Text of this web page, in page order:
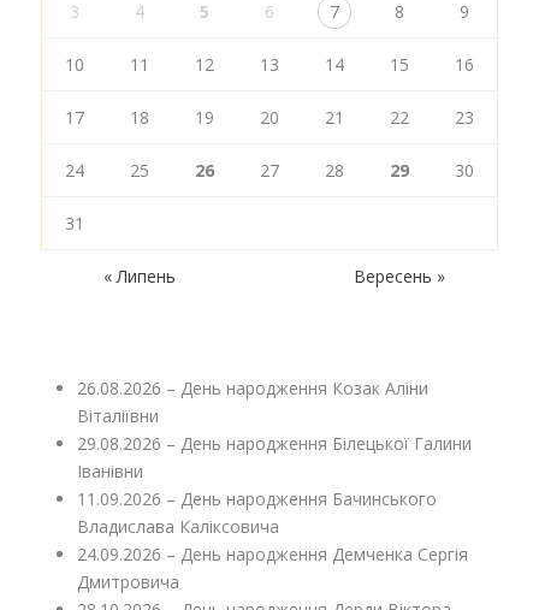
3 4 5 6 7 8 9
10 11 12 13 14 15 16
17 18 19 20 21 22 23
24 25 26 27 28 29 30
31
« Липень Вересень »
26.08.2026 – День народження Козак Аліни
Віталіївни
29.08.2026 – День народження Білецької Галини
Іванівни
11.09.2026 – День народження Бачинського
Владислава Каліксовича
24.09.2026 – День народження Демченка Сергія
Дмитровича